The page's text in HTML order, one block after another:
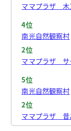
ママプラザ 木
4位
南光自然観察村
2位
ママプラザ サ
5位
南光自然観察村
2位
ママプラザ 昔